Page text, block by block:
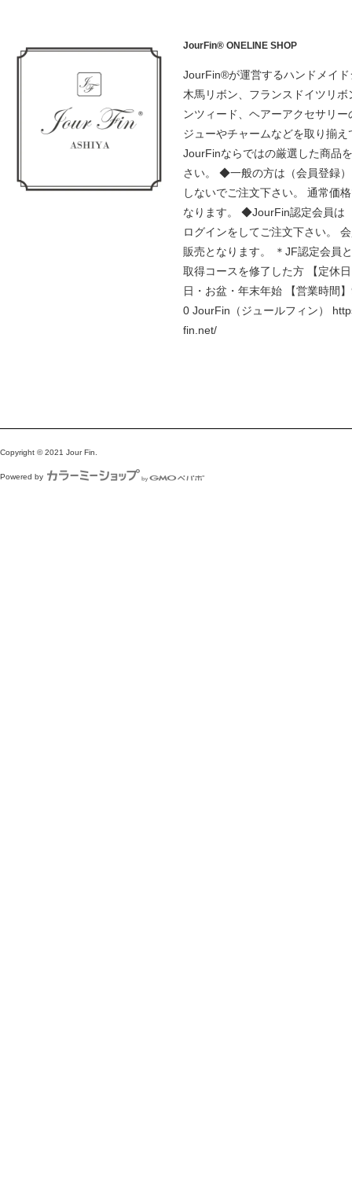
JourFin® ONELINE SHOP
JourFin®が運営するハンドメイ
木馬リボン、フランスドイツリボ
ンツィード、ヘアーアクセサリー
ジューやチャームなどを取り揃え
JourFinならではの厳選した商品
さい。 ◆一般の方は（会員登録
しないでご注文下さい。 通常価
なります。 ◆JourFin認定会員は
ログインをしてご注文下さい。
販売となります。 ＊JF認定会員
取得コースを修了した方 【定休
日・お盆・年末年始 【営業時間
0 JourFin（ジュールフィン）
fin.net/
Copyright © 2021 Jour Fin.
Powered by